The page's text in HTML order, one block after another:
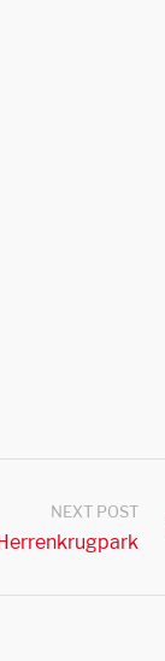
NEXT POST